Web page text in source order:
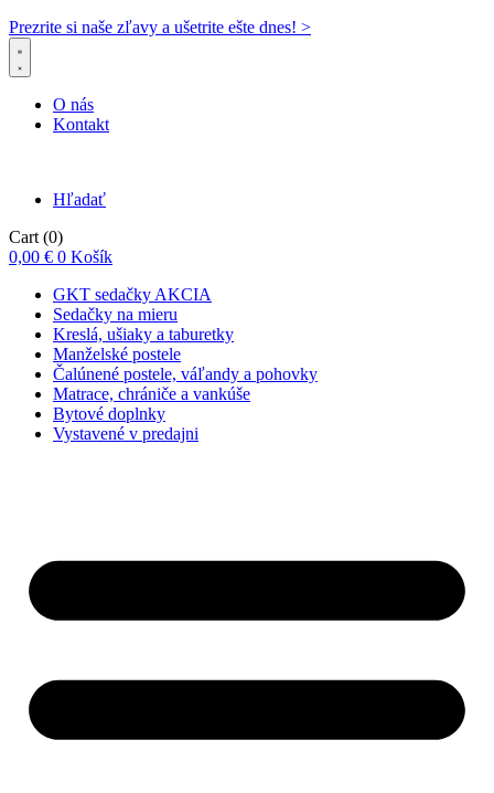
Prezrite si naše zľavy a ušetrite ešte dnes! >​
O nás
Kontakt
Hľadať
Cart (0)
0,00 € 0 Košík
GKT sedačky AKCIA
Sedačky na mieru
Kreslá, ušiaky a taburetky
Manželské postele
Čalúnené postele, váľandy a pohovky
Matrace, chrániče a vankúše
Bytové doplnky
Vystavené v predajni